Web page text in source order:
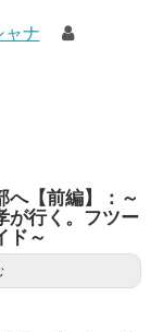
ャナ
へ【前編】：～
が行く。フツー
ド～